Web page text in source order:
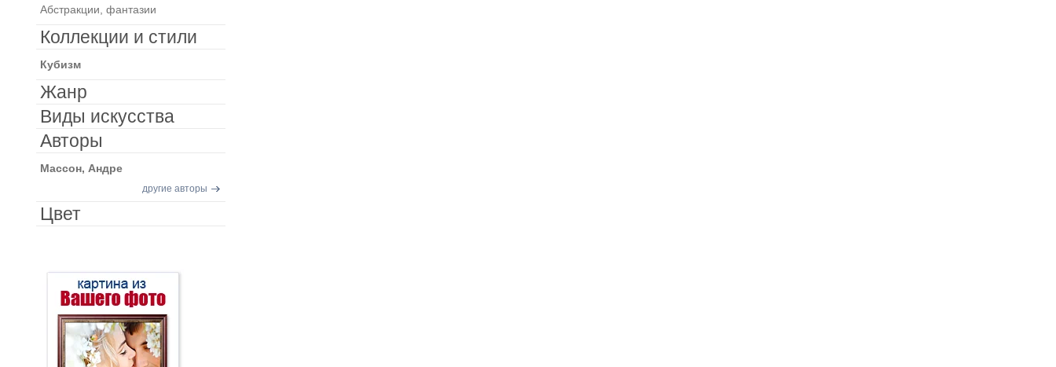
Абстракции, фантазии
Коллекции и стили
Кубизм
Жанр
Виды искусства
Авторы
Массон, Андре
другие авторы
Цвет